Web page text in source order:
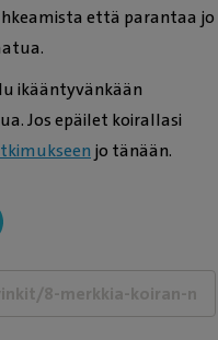
että parantaa jo
ikääntyvänkään
Jos epäilet koirallasi
jo tänään.